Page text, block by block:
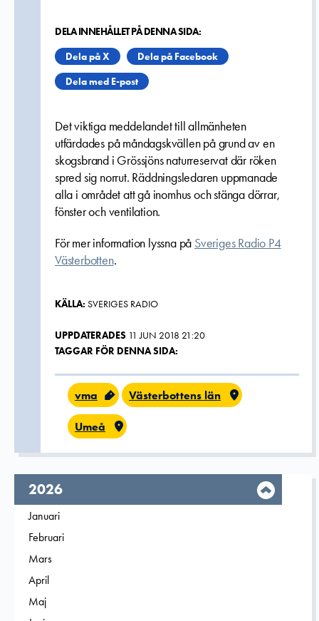
DELA INNEHÅLLET PÅ DENNA SIDA:
Dela på X
Dela på Facebook
Dela med E-post
Det viktiga meddelandet till allmänheten
utfärdades på måndagskvällen på grund av en
skogsbrand i Grössjöns naturreservat där röken
spred sig norrut. Räddningsledaren uppmanade
alla i området att gå inomhus och stänga dörrar,
fönster och ventilation.
För mer information lyssna på Sveriges Radio P4
Västerbotten.
KÄLLA: SVERIGES RADIO
UPPDATERADES 11 JUN 2018 21:20
TAGGAR FÖR DENNA SIDA:
vma Västerbottens län
Umeå
År,
2026
Filtrera på
Januari
Filtrera på
Februari
Filtrera på
Mars
Filtrera på
April
Filtrera på
Maj